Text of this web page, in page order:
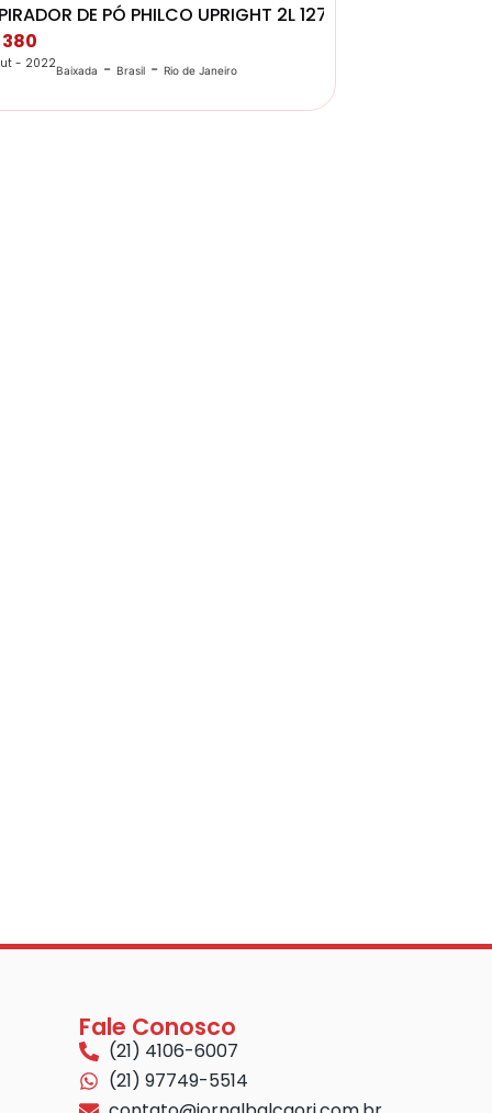
DE PÓ PHILCO UPRIGHT 2L 127V
380
- 2022Baixada - Brasil- Rio de Janeiro
Fale Conosco
(21) 4106-6007
(21) 97749-5514